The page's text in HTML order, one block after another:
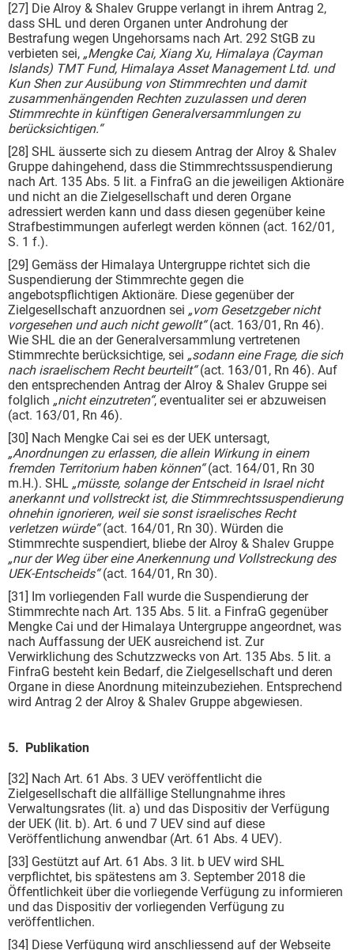
[27] Die Alroy & Shalev Gruppe verlangt in ihrem Antrag 2,
dass SHL und deren Organen unter Androhung der
Bestrafung wegen Ungehorsams nach Art. 292 StGB zu
verbieten sei, „Mengke Cai, Xiang Xu, Himalaya (Cayman
Islands) TMT Fund, Himalaya Asset Management Ltd. und
Kun Shen zur Ausübung von Stimmrechten und damit
zusammenhängenden Rechten zuzulassen und deren
Stimmrechte in künftigen Generalversammlungen zu
berücksichtigen.“
[28] SHL äusserte sich zu diesem Antrag der Alroy & Shalev
Gruppe dahingehend, dass die Stimmrechtssuspendierung
nach Art. 135 Abs. 5 lit. a FinfraG an die jeweiligen Aktionäre
und nicht an die Zielgesellschaft und deren Organe
adressiert werden kann und dass diesen gegenüber keine
Strafbestimmungen auferlegt werden können (act. 162/01,
S. 1 f.).
[29] Gemäss der Himalaya Untergruppe richtet sich die
Suspendierung der Stimmrechte gegen die
angebotspflichtigen Aktionäre. Diese gegenüber der
Zielgesellschaft anzuordnen sei „vom Gesetzgeber nicht
vorgesehen und auch nicht gewollt“(act. 163/01, Rn 46).
Wie SHL die an der Generalversammlung vertretenen
Stimmrechte berücksichtige, sei „sodann eine Frage, die sich
nach israelischem Recht beurteilt“(act. 163/01, Rn 46). Auf
den entsprechenden Antrag der Alroy & Shalev Gruppe sei
folglich „nicht einzutreten“, eventualiter sei er abzuweisen
(act. 163/01, Rn 46).
[30] Nach Mengke Cai sei es der UEK untersagt,
„Anordnungen zu erlassen, die allein Wirkung in einem
fremden Territorium haben können“(act. 164/01, Rn 30
m.H.). SHL „müsste, solange der Entscheid in Israel nicht
anerkannt und vollstreckt ist, die Stimmrechtssuspendierung
ohnehin ignorieren, weil sie sonst israelisches Recht
verletzen würde“(act. 164/01, Rn 30). Würden die
Stimmrechte suspendiert, bliebe der Alroy & Shalev Gruppe
„nur der Weg über eine Anerkennung und Vollstreckung des
UEK-Entscheids“(act. 164/01, Rn 30).
[31] Im vorliegenden Fall wurde die Suspendierung der
Stimmrechte nach Art. 135 Abs. 5 lit. a FinfraG gegenüber
Mengke Cai und der Himalaya Untergruppe angeordnet, was
nach Auffassung der UEK ausreichend ist. Zur
Verwirklichung des Schutzzwecks von Art. 135 Abs. 5 lit. a
FinfraG besteht kein Bedarf, die Zielgesellschaft und deren
Organe in diese Anordnung miteinzubeziehen. Entsprechend
wird Antrag 2 der Alroy & Shalev Gruppe abgewiesen.
5. Publikation
[32] Nach Art. 61 Abs. 3 UEV veröffentlicht die
Zielgesellschaft die allfällige Stellungnahme ihres
Verwaltungsrates (lit. a) und das Dispositiv der Verfügung
der UEK (lit. b). Art. 6 und 7 UEV sind auf diese
Veröffentlichung anwendbar (Art. 61 Abs. 4 UEV).
[33] Gestützt auf Art. 61 Abs. 3 lit. b UEV wird SHL
verpflichtet, bis spätestens am 3. September 2018 die
Öffentlichkeit über die vorliegende Verfügung zu informieren
und das Dispositiv der vorliegenden Verfügung zu
veröffentlichen.
[34] Diese Verfügung wird anschliessend auf der Webseite